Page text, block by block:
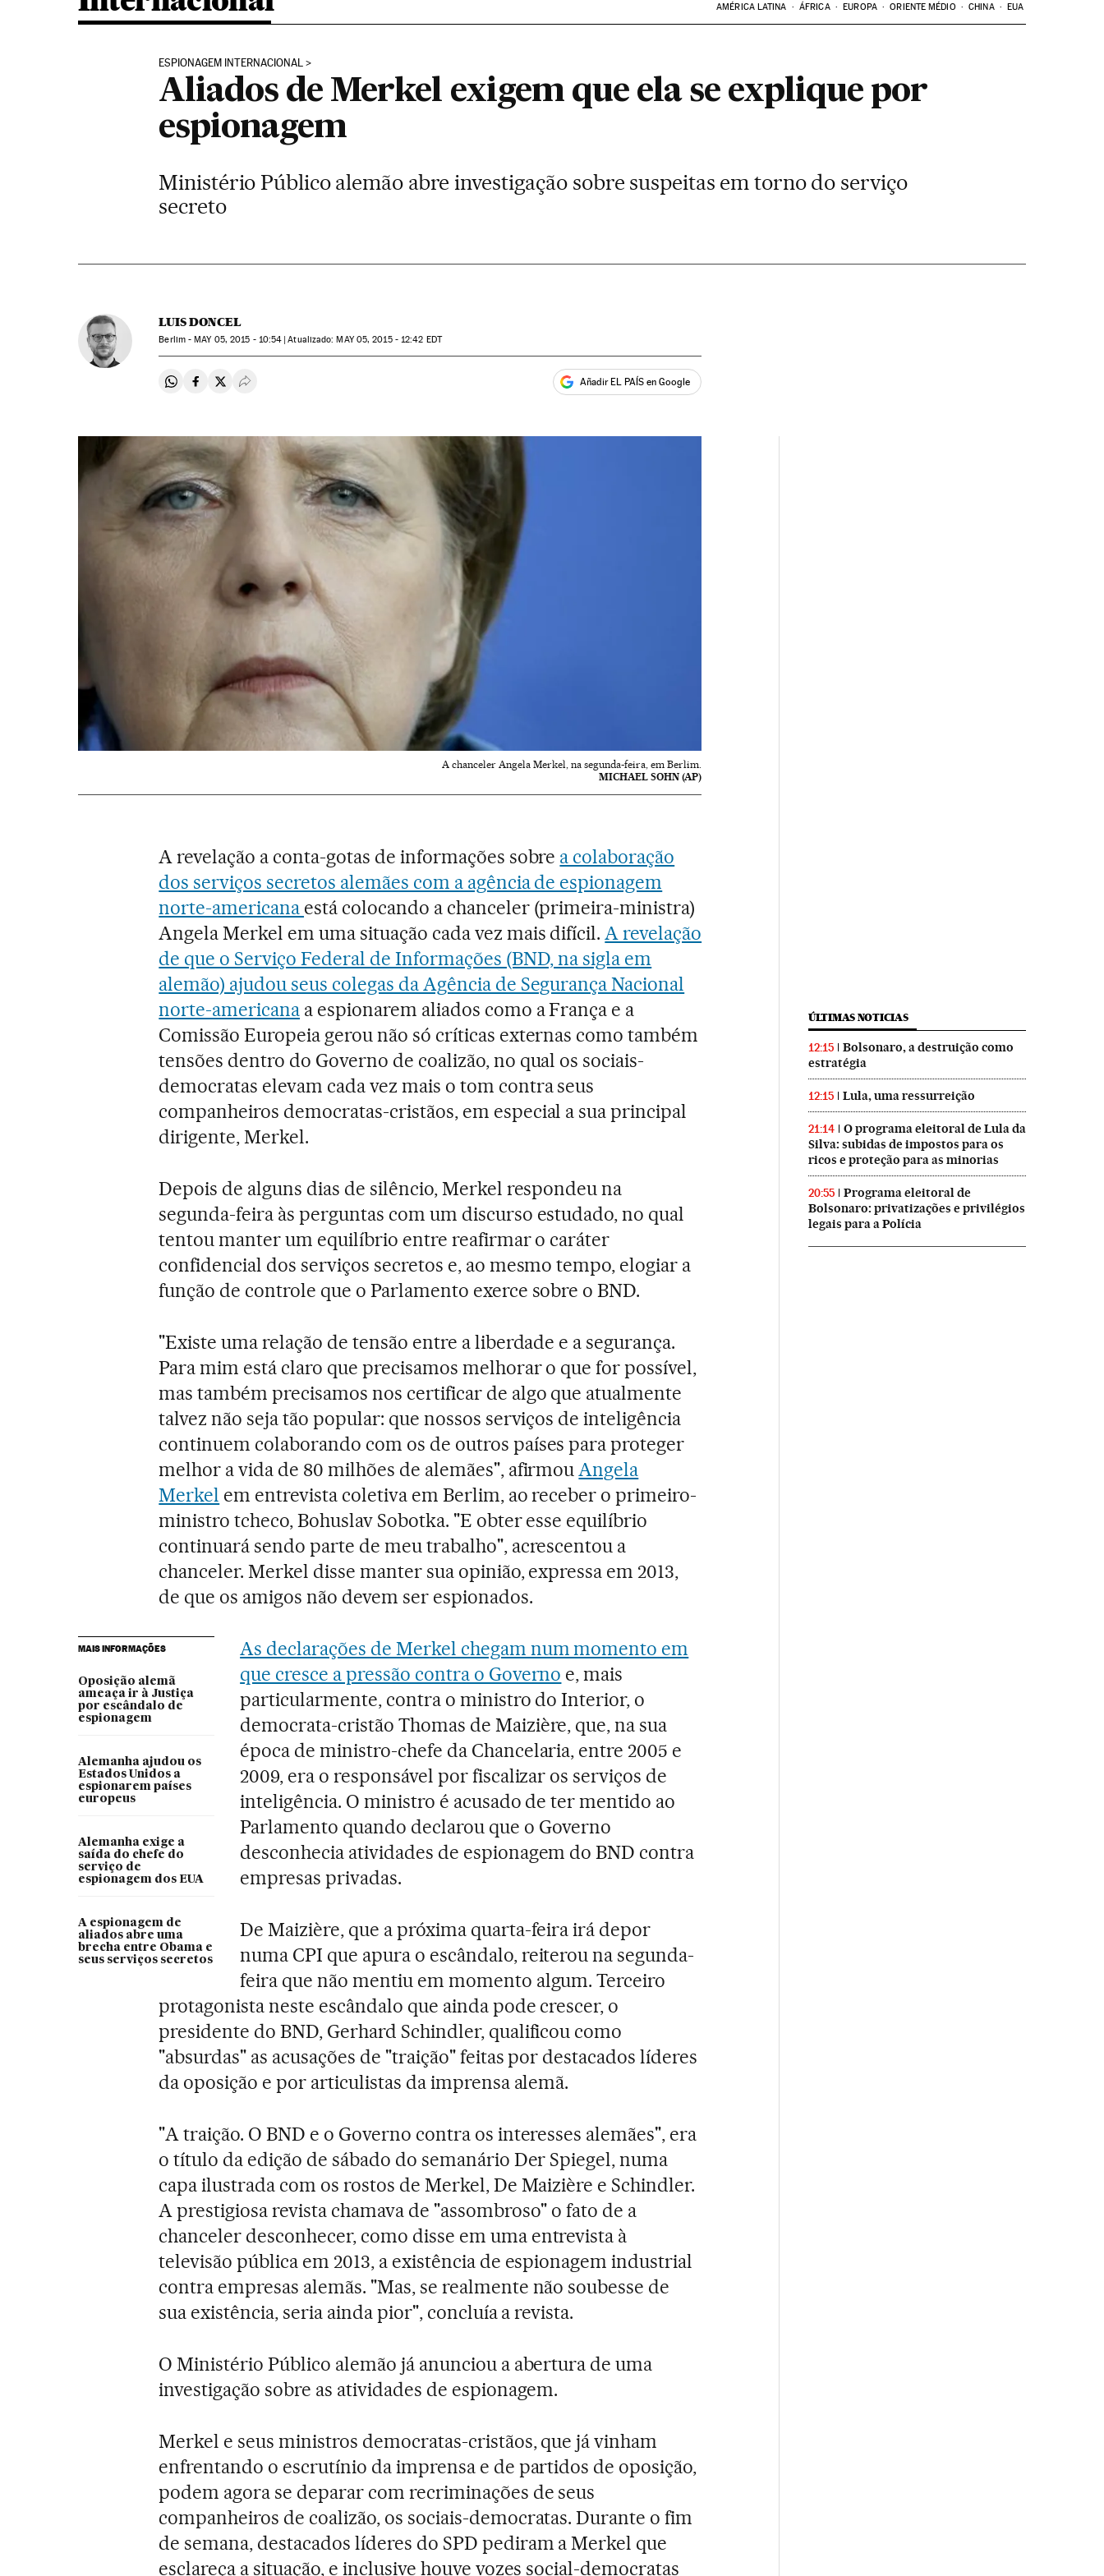
AMÉRICA LATINA ÁFRICA EUROPA ORIENTE MÉDIO CHINA EUA
ESPIONAGEM INTERNACIONAL
Aliados de Merkel exigem que ela se explique por
espionagem
Ministério Público alemão abre investigação sobre suspeitas em torno do serviço
secreto
LUIS DONCEL
Berlim -MAY05, 2015 - 10:54 atualizado: MAY05, 2015 - 12:42 EDT
Compartir en Whatsapp
Compartir en Facebook
Compartir en Twitter
Desplegar Redes Sociales Añadir EL PAÍS en Google
A chanceler Angela Merkel, na segunda-feira, em Berlim.
MICHAEL SOHN (AP)
A revelação a conta-gotas de informações sobre a colaboração
dos serviços secretos alemães com a agência de espionagem
norte-americana está colocando a chanceler (primeira-ministra)
Angela Merkel em uma situação cada vez mais difícil.A revelação
de que o Serviço Federal de Informações (BND, na sigla em
alemão) ajudou seus colegas da Agência de Segurança Nacional
norte-americana a espionarem aliados como a França e a
Comissão Europeia gerou não só críticas externas como também
tensões dentro do Governo de coalizão, no qual os sociais-
democratas elevam cada vez mais o tom contra seus
companheiros democratas-cristãos, em especial a sua principal
dirigente, Merkel.
Depois de alguns dias de silêncio, Merkel respondeu na
segunda-feira às perguntas com um discurso estudado, no qual
tentou manter um equilíbrio entre reafirmar o caráter
confidencial dos serviços secretos e, ao mesmo tempo, elogiar a
função de controle que o Parlamento exerce sobre o BND.
"Existe uma relação de tensão entre a liberdade e a segurança.
Para mim está claro que precisamos melhorar o que for possível,
mas também precisamos nos certificar de algo que atualmente
talvez não seja tão popular: que nossos serviços de inteligência
continuem colaborando com os de outros países para proteger
melhor a vida de 80 milhões de alemães", afirmouAngela
Merkel em entrevista coletiva em Berlim, ao receber o primeiro-
ministro tcheco, Bohuslav Sobotka. "E obter esse equilíbrio
continuará sendo parte de meu trabalho", acrescentou a
chanceler. Merkel disse manter sua opinião, expressa em 2013,
de que os amigos não devem ser espionados.
MAIS INFORMAÇÕES
Oposição alemã
ameaça ir à Justiça
por escândalo de
espionagem
Alemanha ajudou os
Estados Unidos a
espionarem países
europeus
Alemanha exige a
saída do chefe do
serviço de
espionagem dos EUA
A espionagem de
aliados abre uma
brecha entre Obama e
seus serviços secretos
As declarações de Merkel chegam num momento em
que cresce a pressão contra o Governo e, mais
particularmente, contra o ministro do Interior, o
democrata-cristão Thomas de Maizière, que, na sua
época de ministro-chefe da Chancelaria, entre 2005 e
2009, era o responsável por fiscalizar os serviços de
inteligência. O ministro é acusado de ter mentido ao
Parlamento quando declarou que o Governo
desconhecia atividades de espionagem do BND contra
empresas privadas.
De Maizière, que a próxima quarta-feira irá depor
numa CPI que apura o escândalo, reiterou na segunda-
feira que não mentiu em momento algum. Terceiro
protagonista neste escândalo que ainda pode crescer, o
presidente do BND, Gerhard Schindler, qualificou como
"absurdas" as acusações de "traição" feitas por destacados líderes
da oposição e por articulistas da imprensa alemã.
"A traição. O BND e o Governo contra os interesses alemães", era
o título da edição de sábado do semanário Der Spiegel, numa
capa ilustrada com os rostos de Merkel, De Maizière e Schindler.
A prestigiosa revista chamava de "assombroso" o fato de a
chanceler desconhecer, como disse em uma entrevista à
televisão pública em 2013, a existência de espionagem industrial
contra empresas alemãs. "Mas, se realmente não soubesse de
sua existência, seria ainda pior", concluía a revista.
O Ministério Público alemão já anunciou a abertura de uma
investigação sobre as atividades de espionagem.
Merkel e seus ministros democratas-cristãos, que já vinham
enfrentando o escrutínio da imprensa e de partidos de oposição,
podem agora se deparar com recriminações de seus
companheiros de coalizão, os sociais-democratas. Durante o fim
de semana, destacados líderes do SPD pediram a Merkel que
esclareça a situação, e inclusive houve vozes social-democratas
ÚLTIMAS NOTICIAS
12:15
Bolsonaro, a destruição como
estratégia
12:15 Lula, uma ressurreição
21:14
O programa eleitoral de Lula da
Silva: subidas de impostos para os
ricos e proteção para as minorias
20:55
Programa eleitoral de
Bolsonaro: privatizações e privilégios
legais para a Polícia